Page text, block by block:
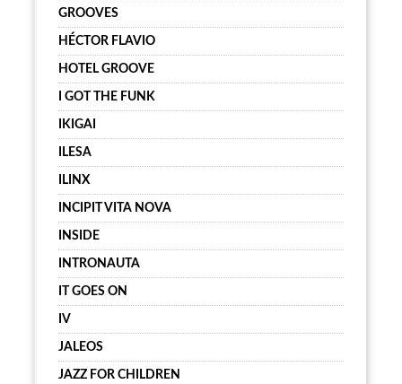
GROOVES
HÉCTOR FLAVIO
HOTEL GROOVE
I GOT THE FUNK
IKIGAI
ILESA
ILINX
INCIPIT VITA NOVA
INSIDE
INTRONAUTA
IT GOES ON
IV
JALEOS
JAZZ FOR CHILDREN